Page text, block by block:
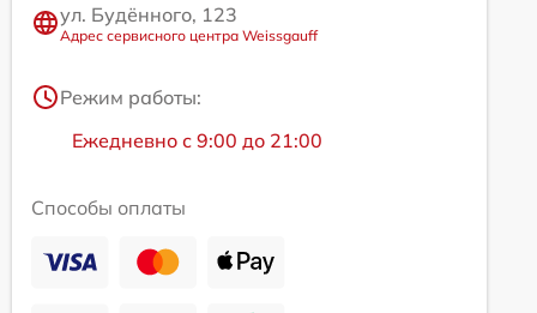
ул. Будённого, 123
Адрес сервисного центра Weissgauff
Режим работы:
Ежедневно с 9:00 до 21:00
Способы оплаты